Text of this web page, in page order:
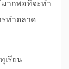
ากพอที่จะทำ
ทำตลาด
เรียน